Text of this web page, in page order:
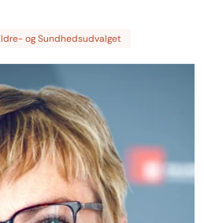
og Sundhedsudvalget